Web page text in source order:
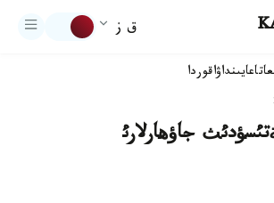
ق ز
تاعايىنداۋاقوردا
جاؤهارلارئ